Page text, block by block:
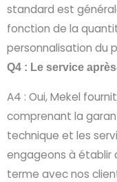
standard est
fonction de la
personnalisation du
Q4 : Le service
A4 : Oui, Mekel
comprenant la
technique et les
engageons à établir
terme avec nos